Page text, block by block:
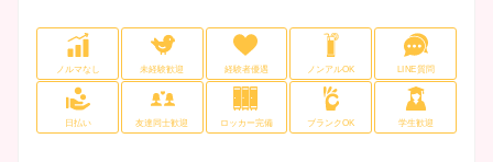
ノルマなし 未経験歓迎 経験者優遇 ノンアルOK LINE質問
日払い 友達同士歓迎 ロッカー完備 ブランクOK 学生歓迎